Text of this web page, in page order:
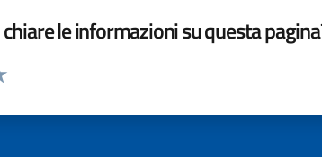
le informazioni su questa
pagina